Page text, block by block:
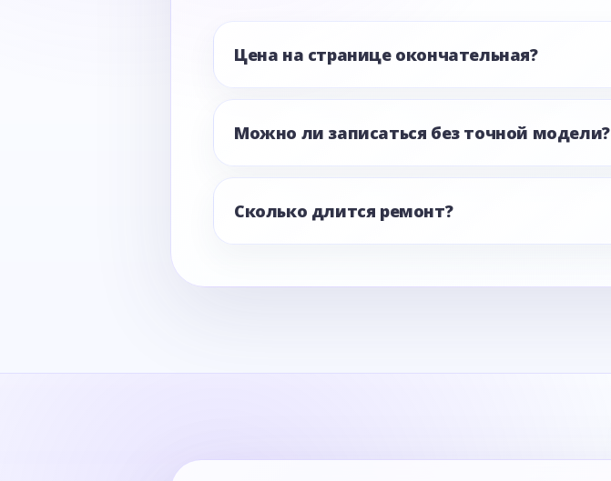
Цена на странице окончательная?
Можно ли записаться без точной модели?
Сколько длится ремонт?